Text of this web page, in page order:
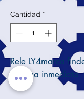
Cantidad *
Rele LY4marca
entrega inmediata